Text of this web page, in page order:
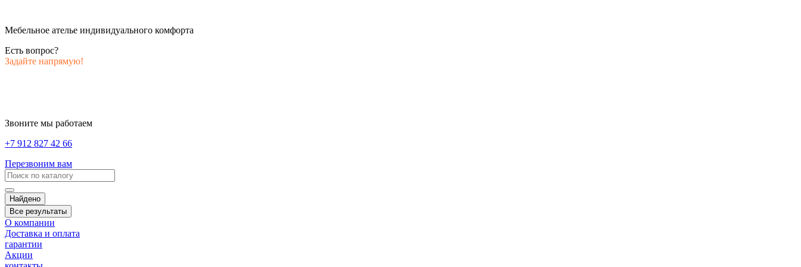
Мебельное ателье индивидуального комфорта
Есть вопрос?
Задайте напрямую!
Звоните мы работаем
+7 912 827 42 66
Перезвоним вам
Найдено
Все результаты
О компании
Доставка и оплата
гарантии
Акции